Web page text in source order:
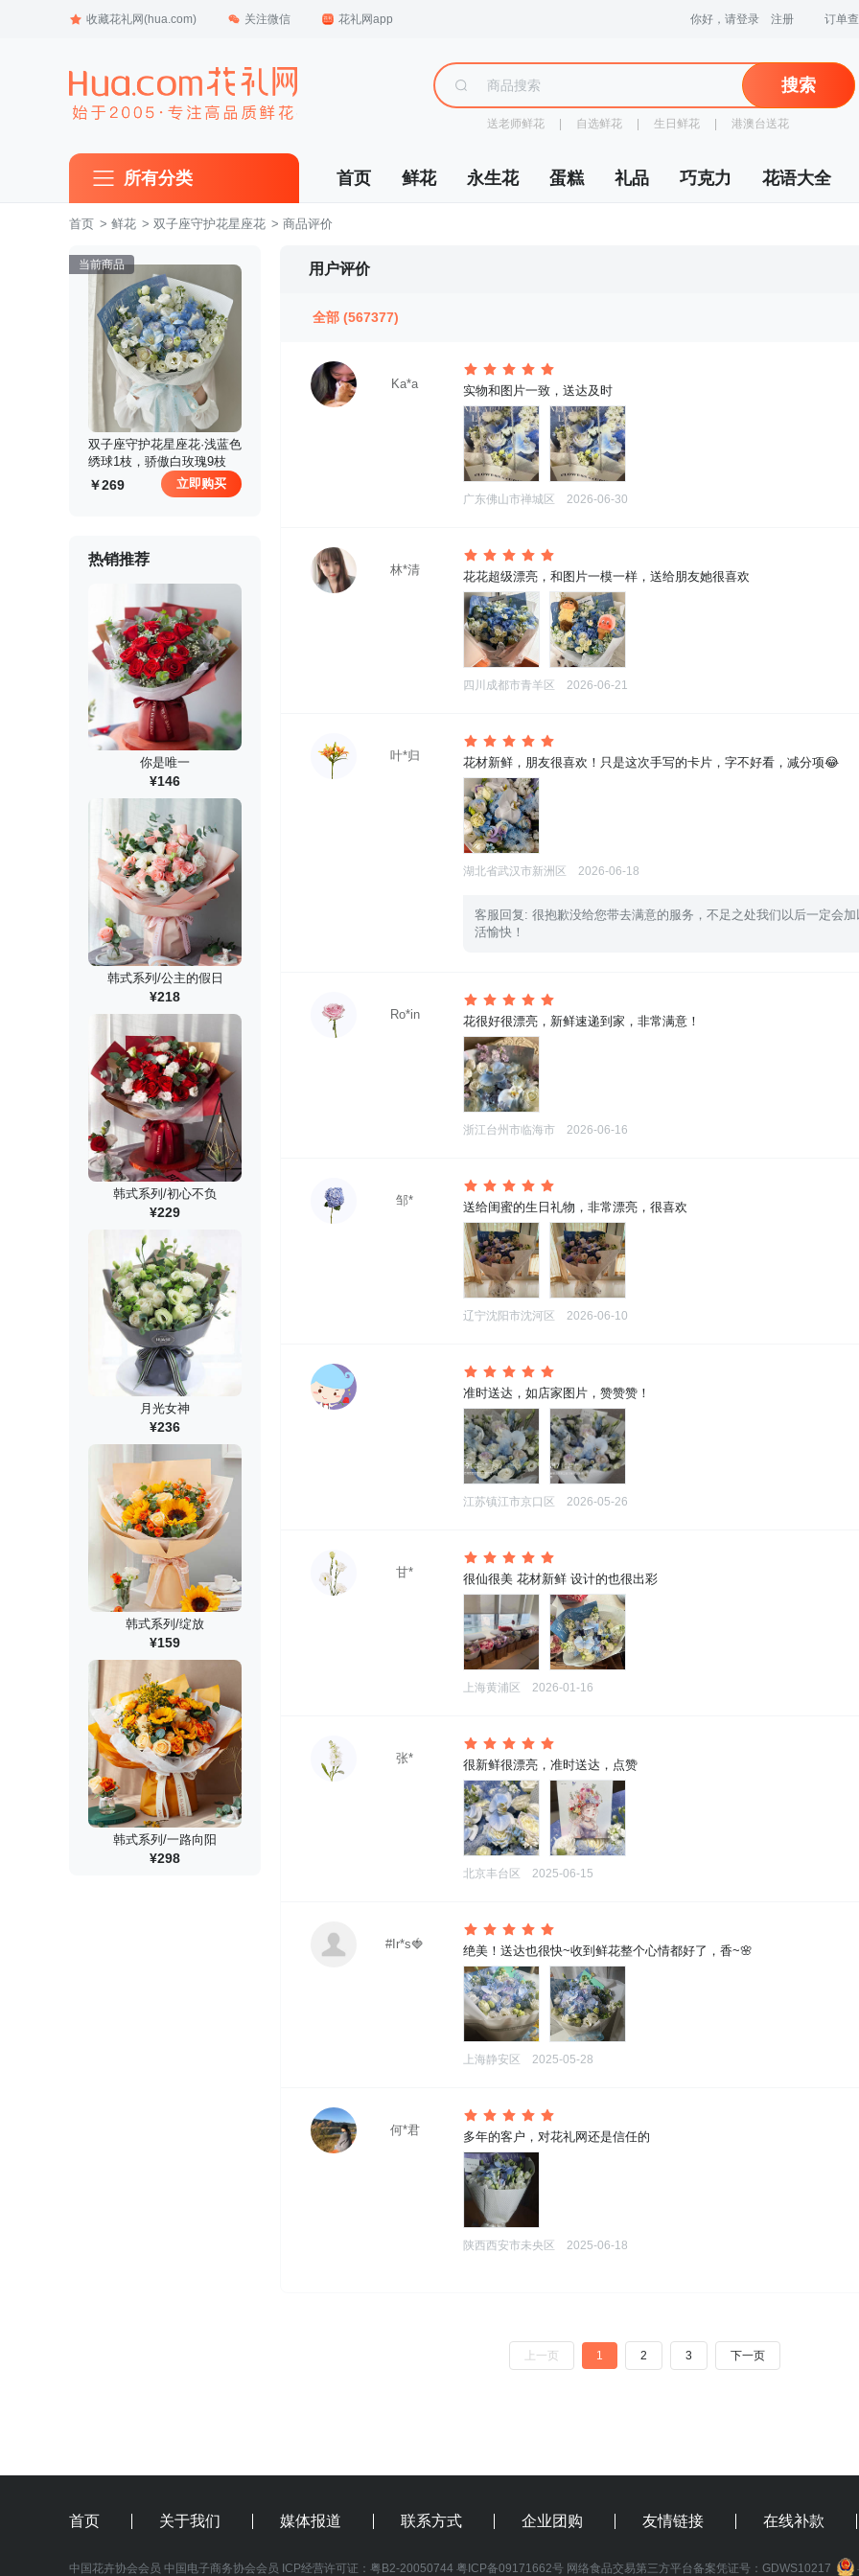
收藏花礼网(hua.com) 关注微信 花礼网app 你好，请登录 注册 订单
搜索
送老师鲜花 自选鲜花 生日鲜花 港澳台送花
所有分类 首页 鲜花 永生花 蛋糕 礼品 巧克力 花语大全
首页 > 鲜花 > 双子座守护花星座花 > 商品评价
当前商品
双子座守护花星座花·浅蓝色
绣球1枝，骄傲白玫瑰9枝
269 立即购买
热销推荐
你是唯一
¥146
韩式系列/公主的假日
¥218
韩式系列/初心不负
¥229
月光女神
¥236
韩式系列/绽放
¥159
韩式系列/一路向阳
¥298
用户评价
全部 (567377)
Ka*a 实物和图片一致，送达及时
广东佛山市禅城区 2026-06-30
林*清 花花超级漂亮，和图片一模一样，送给朋友她很喜欢
四川成都市青羊区 2026-06-21
叶*归 花材新鲜，朋友很喜欢！只是这次手写的卡片，字不好看，减分项😂
湖北省武汉市新洲区 2026-06-18
客服回复: 很抱歉没给您带去满意的服务，不足之处我们以后一定会
活愉快！
Ro*in 花很好很漂亮，新鲜速递到家，非常满意！
浙江台州市临海市 2026-06-16
邹* 送给闺蜜的生日礼物，非常漂亮，很喜欢
辽宁沈阳市沈河区 2026-06-10
准时送达，如店家图片，赞赞赞！
江苏镇江市京口区 2026-05-26
甘* 很仙很美 花材新鲜 设计的也很出彩
上海黄浦区 2026-01-16
张* 很新鲜很漂亮，准时送达，点赞
北京丰台区 2025-06-15
#Ir*s🍓 绝美！送达也很快~收到鲜花整个心情都好了，香~🌸
上海静安区 2025-05-28
何*君 多年的客户，对花礼网还是信任的
陕西西安市未央区 2025-06-18
上一页 1 2 3 下一页
首页 关于我们 媒体报道 联系方式 企业团购 友情链接 在线补款
中国花卉协会会员 中国电子商务协会会员 ICP经营许可证： 粤B2-20050744 粤ICP备09171662号 网络食品交易第三方平台备案凭证号：GDWS10217